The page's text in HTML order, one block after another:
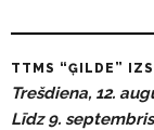
TTMS “ĢILDE”
Trešdiena, 12.
Līdz 9.